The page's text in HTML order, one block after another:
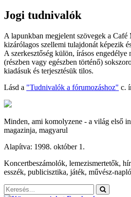
Jogi tudnivalók
A lapunkban megjelent szövegek a Café
kizárólagos szellemi tulajdonát képezik
A szerkesztőség külön, írásos
(részben vagy egészben történő)
kiadásuk és terjesztésük tilos.
Lásd a "Tudnivalók a fórumozáshoz" c.
Minden, ami komolyzene - a világ első
magazinja, magyarul
Alapítva: 1998. október 1.
Koncertbeszámolók, lemezismertetők,
esszék, publicisztika, játék, művész-